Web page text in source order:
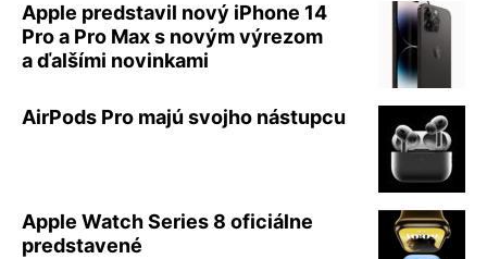
Apple predstavil nový iPhone 14
Pro a Pro Max s novým výrezom
a ďalšími novinkami
AirPods Pro majú svojho nástupcu
Apple Watch Series 8 oficiálne
predstavené